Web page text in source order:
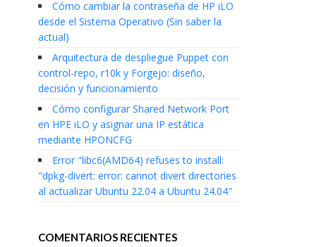
Cómo cambiar la contraseña de HP iLO
desde el Sistema Operativo (Sin saber la
actual)
Arquitectura de despliegue Puppet con
control-repo, r10k y Forgejo: diseño,
decisión y funcionamiento
Cómo configurar Shared Network Port
en HPE iLO y asignar una IP estática
mediante HPONCFG
Error "libc6(AMD64) refuses to install:
"dpkg-divert: error: cannot divert directories
al actualizar Ubuntu 22.04 a Ubuntu 24.04"
COMENTARIOS RECIENTES